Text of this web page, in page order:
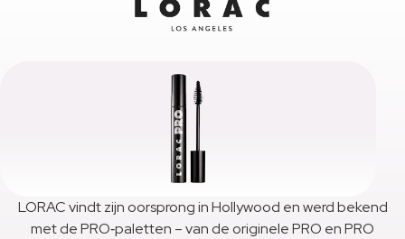
LORAC vindt zijn oorsprong in Hollywood en werd bekend
met de PRO‑paletten – van de originele PRO en PRO